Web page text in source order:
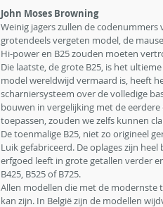
John Moses Browning
Weinig jagers zullen de codenummers
grotendeels vergeten model, de
Hi-power en B25 zouden moeten
Die laatste, de grote B25, is het
model wereldwijd vermaard is, heeft
scharniersysteem over de volledige
bouwen in vergelijking met de
toepassen, zouden we zelfs kunnen
De toenmalige B25, niet zo origineel
Luik gefabriceerd. De oplages zijn
erfgoed leeft in grote getallen verder
B425, B525 of B725.
Allen modellen die met de modernste
kan zijn. In België zijn de modellen